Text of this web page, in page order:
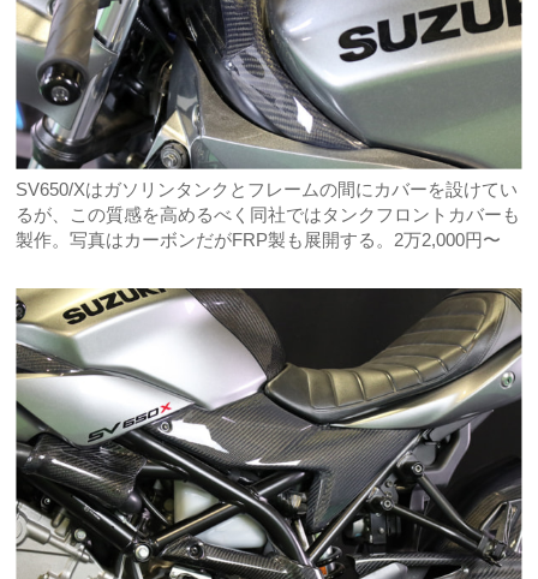
SV650/Xはガソリンタンクとフレームの間にカバーを設けてい
るが、この質感を高めるべく同社ではタンクフロントカバーも
製作。写真はカーボンだがFRP製も展開する。2万2,000円〜